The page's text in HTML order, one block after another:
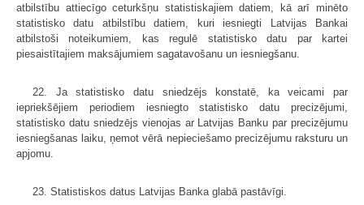
atbilstību attiecīgo ceturkšņu statistiskajiem datiem, kā arī minēto
statistisko datu atbilstību datiem, kuri iesniegti Latvijas Bankai
atbilstoši noteikumiem, kas regulē statistisko datu par kartei
piesaistītajiem maksājumiem sagatavošanu un iesniegšanu.
22. Ja statistisko datu sniedzējs konstatē, ka veicami par
iepriekšējiem periodiem iesniegto statistisko datu precizējumi,
statistisko datu sniedzējs vienojas ar Latvijas Banku par precizējumu
iesniegšanas laiku, ņemot vērā nepieciešamo precizējumu raksturu un
apjomu.
23. Statistiskos datus Latvijas Banka glabā pastāvīgi.